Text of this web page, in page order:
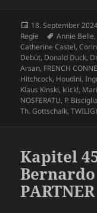
Veröffentlicht
am
18. September
Regie
Annie Belle,
Catherine Castel,
Debüt, Donald Duck,
Arsan, FRENCH
Hitchcock, Houdini,
Klaus Kinski, klick!,
NOSFERATU, P. Bisciglia
Th. Gottschalk,
Kapitel